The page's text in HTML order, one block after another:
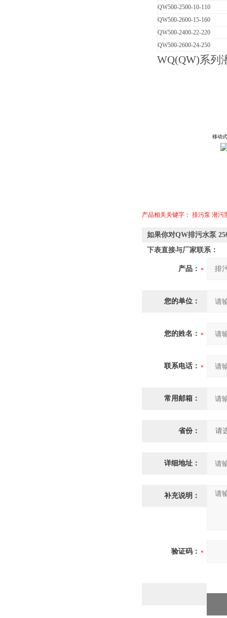
QW500-2500-10-110
QW500-2600-15-160
QW500-2400-22-220
QW500-2600-24-250
WQ(QW)系列
移动
产品相关关键字： 排污泵 潜污
如果你对QW排污水泵
下表直接与厂家联系：
产品：
您的单位：
您的姓名：
联系电话：
常用邮箱：
省份：
详细地址：
补充说明：
验证码：